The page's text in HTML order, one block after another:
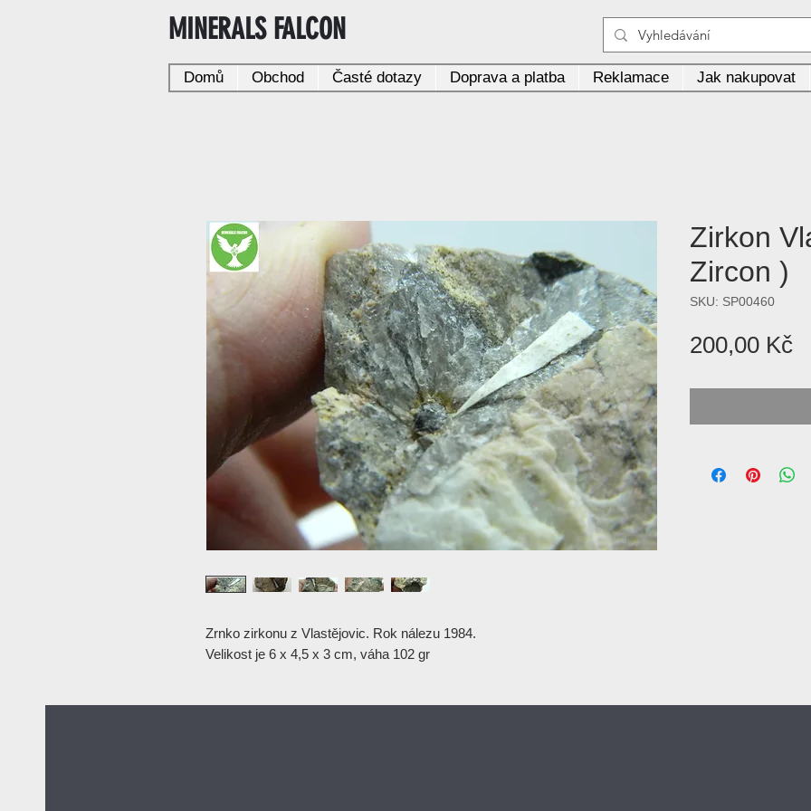
MINERALS FALCON
Domů Obchod Časté dotazy Doprava a platba Reklamace Jak nakupovat
Zrnko zirkonu z Vlastějovic. Rok nálezu 1984.
Velikost je 6 x 4,5 x 3 cm, váha 102 gr
Zirkon
Zircon )
SKU: SP00460
200,00 Kč